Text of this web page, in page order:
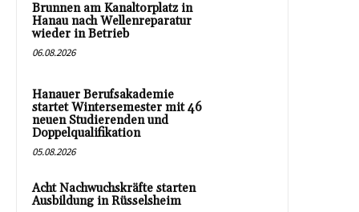
Brunnen am Kanaltorplatz in
Hanau nach Wellenreparatur
wieder in Betrieb
06.08.2026
Hanauer Berufsakademie
startet Wintersemester mit 46
neuen Studierenden und
Doppelqualifikation
05.08.2026
Acht Nachwuchskräfte starten
Ausbildung in Rüsselsheim